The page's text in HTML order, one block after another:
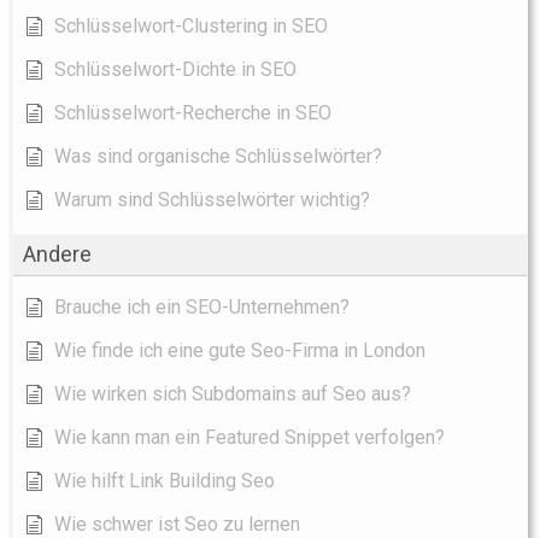
Schlüsselwort-Clustering in SEO
Schlüsselwort-Dichte in SEO
Schlüsselwort-Recherche in SEO
Was sind organische Schlüsselwörter?
Warum sind Schlüsselwörter wichtig?
Andere
Brauche ich ein SEO-Unternehmen?
Wie finde ich eine gute Seo-Firma in London
Wie wirken sich Subdomains auf Seo aus?
Wie kann man ein Featured Snippet verfolgen?
Wie hilft Link Building Seo
Wie schwer ist Seo zu lernen